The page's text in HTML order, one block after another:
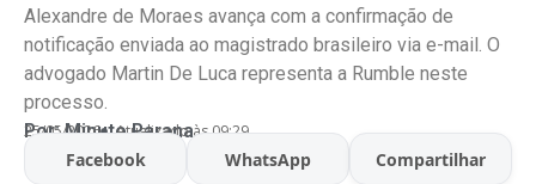
Alexandre de Moraes avança com a confirmação de
notificação enviada ao magistrado brasileiro via e-mail. O
advogado Martin De Luca representa a Rumble neste
processo.
Por:Minuto Parana
25/05/2026 Atualizado às 09:29
Facebook WhatsApp Compartilhar